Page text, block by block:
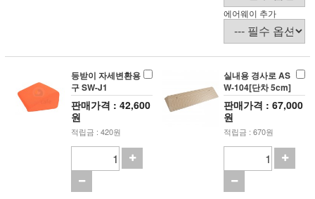
에어웨이 추가
등받이 자세변환용
구 SW-J1
판매가격 : 42,600
원
적립금 : 420원
실내용 경사로 AS
W-104[단차 5cm]
판매가격 : 67,000
원
적립금 : 670원